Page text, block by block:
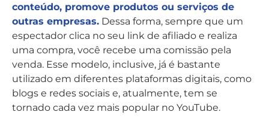
conteúdo, promove produtos ou serviços de
outras empresas. Dessa forma, sempre que um
espectador clica no seu link de afiliado e realiza
uma compra, você recebe uma comissão pela
venda. Esse modelo, inclusive, já é bastante
utilizado em diferentes plataformas digitais, como
blogs e redes sociais e, atualmente, tem se
tornado cada vez mais popular no YouTube.